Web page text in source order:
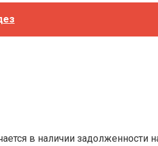
в наличии задолженности